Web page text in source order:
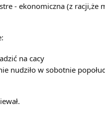
- ekonomiczna (z
na cacy
nudziło w sobotnie